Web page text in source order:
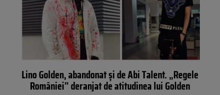
Lino Golden, abandonat și de Abi Talent. „Regele
României” deranjat de atitudinea lui Golden